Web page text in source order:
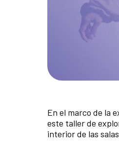
En el marco de la
este taller de
interior de las